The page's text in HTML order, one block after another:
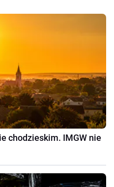
chodzieskim. IMGW nie